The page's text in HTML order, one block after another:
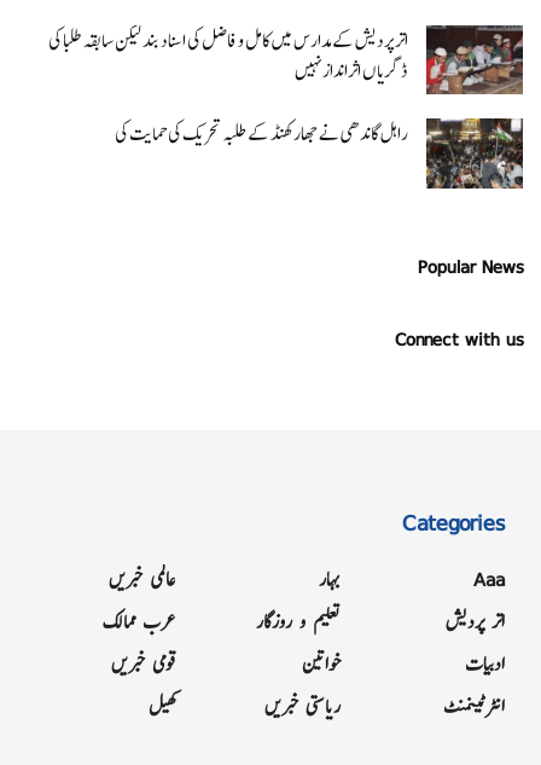
اتر پردیش کےمدارس میں کامل و فاضل کی اسناد بند لیکن سابقہ طلبا کی
ڈگریا ں اثرانداز نہیں
راہل گاندھی نے جھارکھنڈ کے طلبہ تحریک کی حمایت کی
Popular News
Connect with us
Categories
Aaa
اتر پردیش
ادبیات
انٹرٹینمنٹ
بہار
تعلیم و روزگار
خواتین
ریاستی خبریں
عالمی خبریں
عرب ممالک
قومی خبریں
کھیل